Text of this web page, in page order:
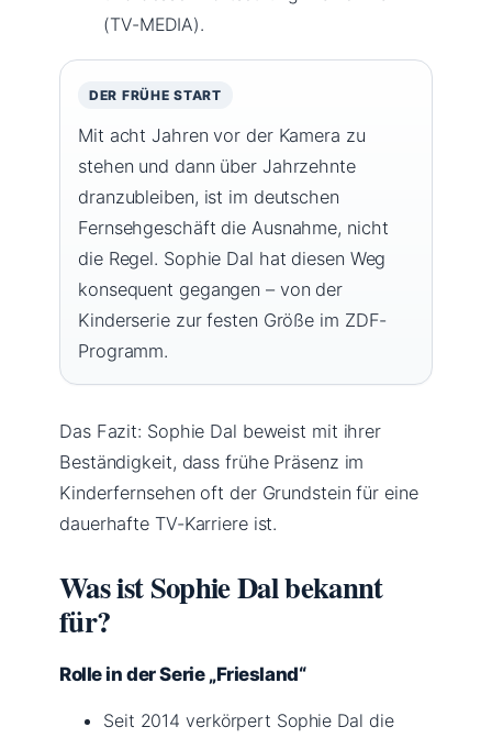
(TV-MEDIA).
DER FRÜHE START
Mit acht Jahren vor der Kamera zu
stehen und dann über Jahrzehnte
dranzubleiben, ist im deutschen
Fernsehgeschäft die Ausnahme, nicht
die Regel. Sophie Dal hat diesen Weg
konsequent gegangen – von der
Kinderserie zur festen Größe im ZDF-
Programm.
Das Fazit: Sophie Dal beweist mit ihrer
Beständigkeit, dass frühe Präsenz im
Kinderfernsehen oft der Grundstein für eine
dauerhafte TV-Karriere ist.
Was ist Sophie Dal bekannt
für?
Rolle in der Serie „Friesland“
Seit 2014 verkörpert Sophie Dal die